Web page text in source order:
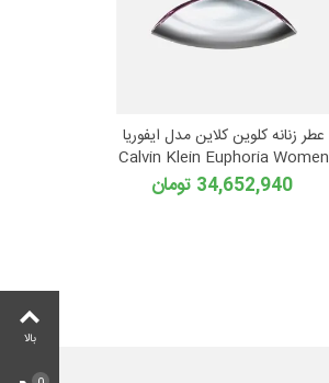
عطر زنانه کلوین کلاین مدل ایفوریا
Calvin Klein Euphoria Women
34,652,940 تومان
بالا